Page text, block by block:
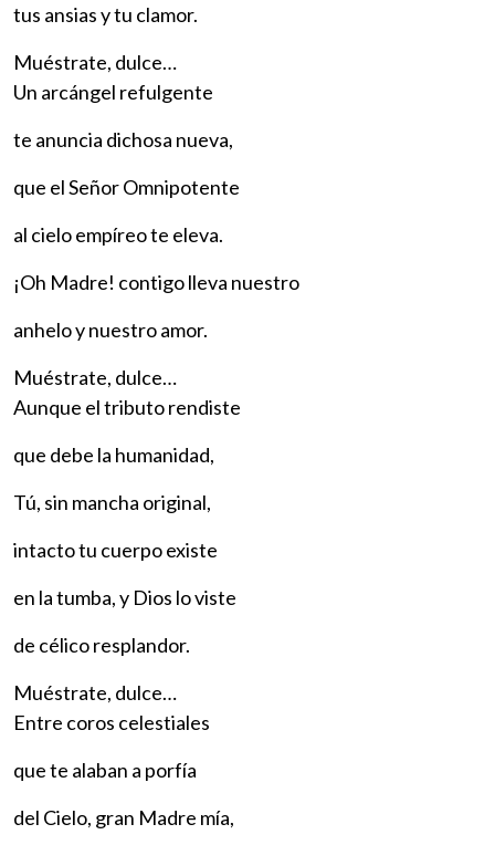
tus ansias y tu clamor.
Muéstrate, dulce…
Un arcángel refulgente
te anuncia dichosa nueva,
que el Señor Omnipotente
al cielo empíreo te eleva.
¡Oh Madre! contigo lleva nuestro
anhelo y nuestro amor.
Muéstrate, dulce…
Aunque el tributo rendiste
que debe la humanidad,
Tú, sin mancha original,
intacto tu cuerpo existe
en la tumba, y Dios lo viste
de célico resplandor.
Muéstrate, dulce…
Entre coros celestiales
que te alaban a porfía
del Cielo, gran Madre mía,